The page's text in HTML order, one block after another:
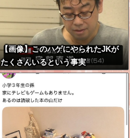
【画像】このハゲにやられたJKが
たくさんいるという事実